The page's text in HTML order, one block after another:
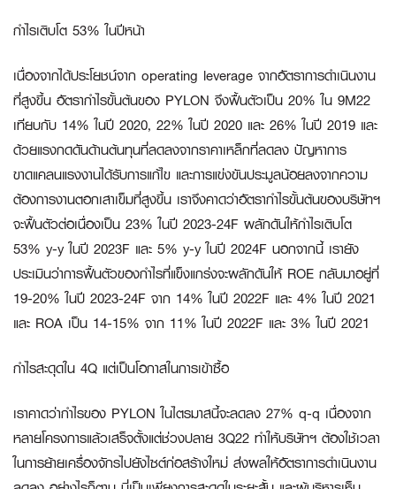
กำไรเติบโต 53% ในปีหน้า
เนื่องจากได้ประโยชน์จาก operating leverage จากอัตราการดำเนินงาน
ที่สูงขึ้น อัตรากำไรขั้นต้นของ PYLON จึงฟื้นตัวเป็น 20% ใน 9M22
เทียบกับ 14% ในปี 2020, 22% ในปี 2020 และ 26% ในปี 2019 และ
ด้วยแรงกดดันด้านต้นทุนที่ลดลงจากราคาเหล็กที่ลดลง ปัญหาการ
ขาดแคลนแรงงานได้รับการแก้ไข และการแข่งขันประมูลน้อยลงจากความ
ต้องการงานตอกเสาเข็มที่สูงขึ้น เราจึงคาดว่าอัตรากำไรขั้นต้นของบริษัทฯ
จะฟื้นตัวต่อเนื่องเป็น 23% ในปี 2023-24F ผลักดันให้กำไรเติบโต
53% y-y ในปี 2023F และ 5% y-y ในปี 2024F นอกจากนี้ เรายัง
ประเมินว่าการฟื้นตัวของกำไรที่แข็งแกร่งจะผลักดันให้ ROE กลับมาอยู่ที่
19-20% ในปี 2023-24F จาก 14% ในปี 2022F และ 4% ในปี 2021
และ ROA เป็น 14-15% จาก 11% ในปี 2022F และ 3% ในปี 2021
กำไรสะดุดใน 4Q แต่เป็นโอกาสในการเข้าซื้อ
เราคาดว่ากำไรของ PYLON ในไตรมาสนี้จะลดลง 27% q-q เนื่องจาก
หลายโครงการแล้วเสร็จตั้งแต่ช่วงปลาย 3Q22 ทำให้บริษัทฯ ต้องใช้เวลา
ในการย้ายเครื่องจักรไปยังไซต์ก่อสร้างใหม่ ส่งผลให้อัตราการดำเนินงาน